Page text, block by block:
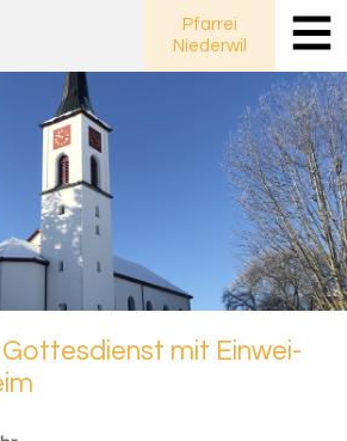
Pfarrei
Niederwil
mit Ein­wei­